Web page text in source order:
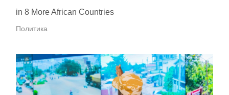
in 8 More African Countries
Политика